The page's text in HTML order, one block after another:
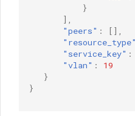
}
],
"peers" :
[],
"resource_type"
"service_key" :
"vlan" :
19
}
}